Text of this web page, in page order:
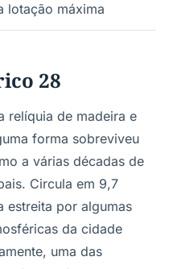
lotação máxima
28
relíquia de madeira e
forma sobreviveu
a várias décadas de
Circula em 9,7
estreita por algumas
da cidade
uma das